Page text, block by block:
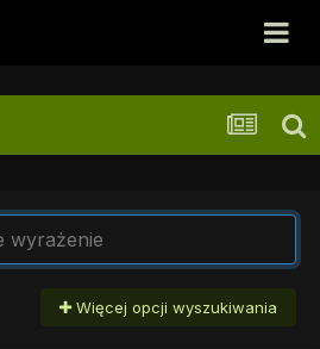
Więcej opcji wyszukiwania